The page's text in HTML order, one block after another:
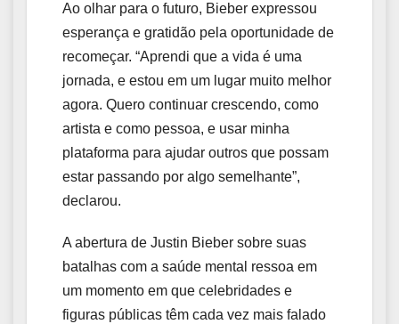
Ao olhar para o futuro, Bieber expressou
esperança e gratidão pela oportunidade de
recomeçar. “Aprendi que a vida é uma
jornada, e estou em um lugar muito melhor
agora. Quero continuar crescendo, como
artista e como pessoa, e usar minha
plataforma para ajudar outros que possam
estar passando por algo semelhante”,
declarou.
A abertura de Justin Bieber sobre suas
batalhas com a saúde mental ressoa em
um momento em que celebridades e
figuras públicas têm cada vez mais falado